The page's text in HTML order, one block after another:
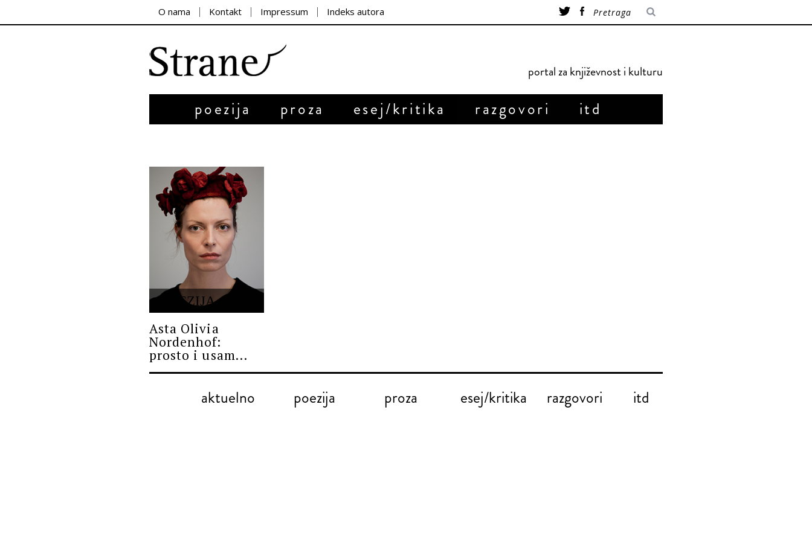
O nama Kontakt Impressum Indeks autora
portal za književnost i kulturu
poezija proza esej/kritika razgovori itd
POEZIJA
Asta Olivia
Nordenhof:
prosto i usam...
aktuelno poezija proza esej/kritika razgovori itd